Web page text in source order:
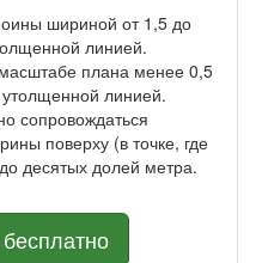
шириной от 1,5 до
линией.
плана менее 0,5
линией.
сопровождаться
поверху (в точке, где
десятых долей метра.